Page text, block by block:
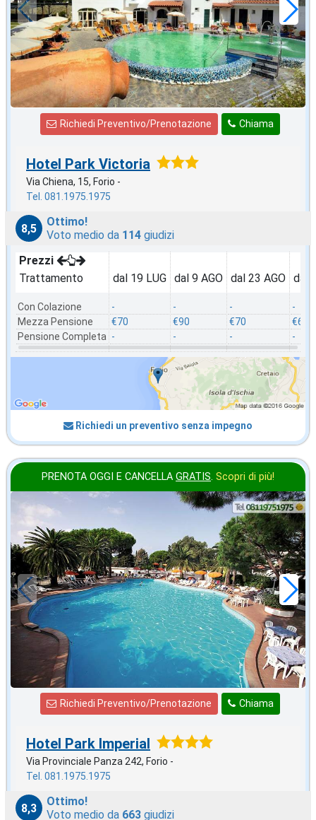
a notte
Chiama
Richiedi Preventivo/Prenotazione
Hotel Park Victoria
Via Chiena, 15, Forio -
Tel. 081.1975.1975
8,5
Ottimo!
Voto medio da 114 giudizi
Prezzi
Trattamento
Con Colazione
Mezza Pensione
Pensione Completa
dal 19 LUG
-
€70
-
dal 9 AGO
-
€90
-
dal 23 AGO
-
€70
-
dal
-
€60
-
Richiedi un preventivo senza impegno
PRENOTA OGGI E CANCELLA GRATIS. Scopri di più!
agosto
in offerta da
€56,00
a notte
Chiama
Richiedi Preventivo/Prenotazione
Hotel Park Imperial
Via Provinciale Panza 242, Forio -
Tel. 081.1975.1975
8,3
Ottimo!
Voto medio da 663 giudizi